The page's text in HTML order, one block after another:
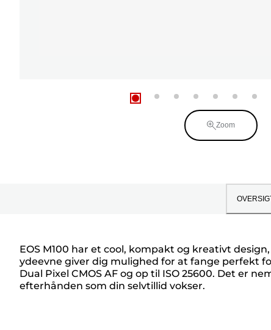
Zoom
EOS M100 har et cool, kompakt og kreativt
ydeevne giver dig mulighed for at fange perfekt
Dual Pixel CMOS AF og op til ISO 25600. Det er
efterhånden som din selvtillid vokser.